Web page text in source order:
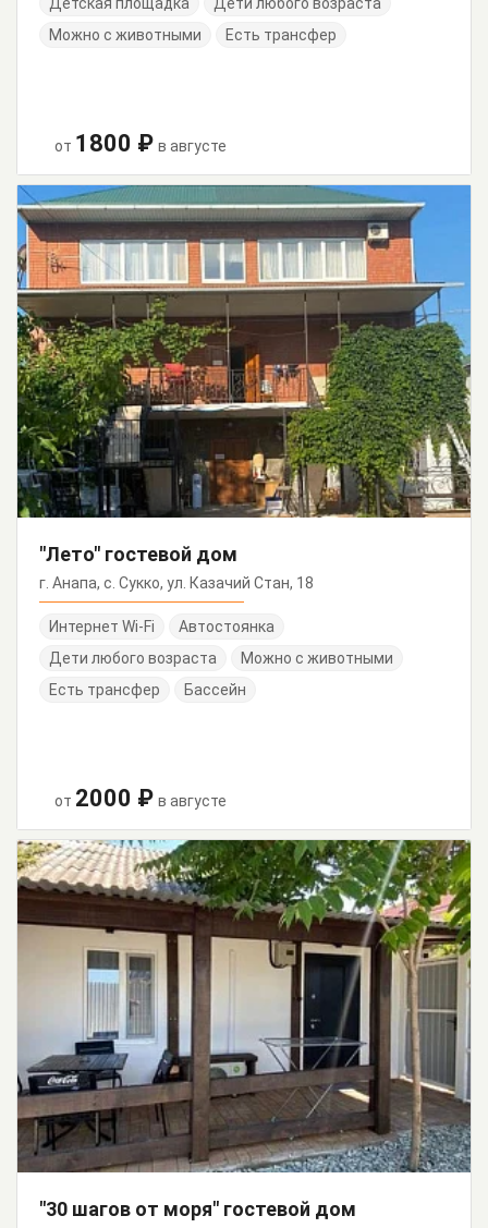
Детская площадка
Дети любого возраста
Можно с животными
Есть трансфер
от 1800 ₽ в августе
"Лето" гостевой дом
г. Анапа, с. Сукко, ул. Казачий Стан, 18
Интернет Wi-Fi
Автостоянка
Дети любого возраста
Можно с животными
Есть трансфер
Бассейн
от 2000 ₽ в августе
"30 шагов от моря" гостевой дом